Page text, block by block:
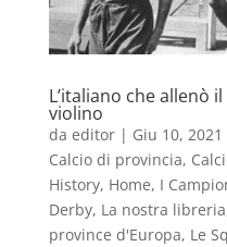
L’italiano che allenò
violino
da editor| Giu 10, 2021
Calcio di provincia,
History, Home, I
Derby, La nostra libreria
province d'Europa, Le